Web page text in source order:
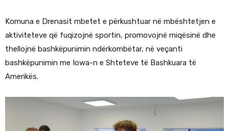
Komuna e Drenasit mbetet e përkushtuar në mbështetjen e
aktiviteteve që fuqizojnë sportin, promovojnë miqësinë dhe
thellojnë bashkëpunimin ndërkombëtar, në veçanti
bashkëpunimin me Iowa-n e Shteteve të Bashkuara të
Amerikës.